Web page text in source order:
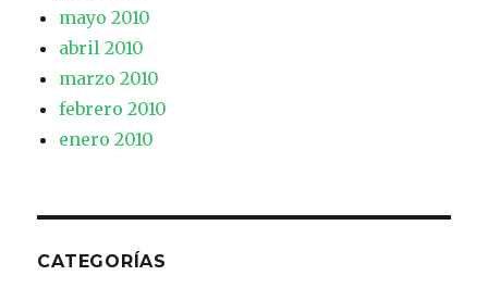
mayo 2010
abril 2010
marzo 2010
febrero 2010
enero 2010
CATEGORÍAS